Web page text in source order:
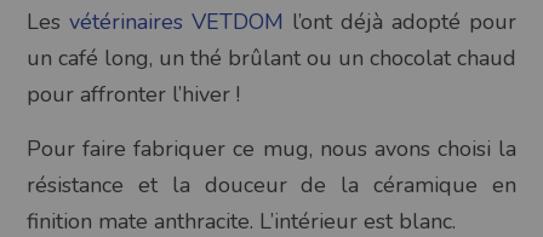
Les vétérinaires VETDOM l’ont déjà adopté pour
un café long, un thé brûlant ou un chocolat chaud
pour affronter l’hiver !
Pour faire fabriquer ce mug, nous avons choisi la
résistance et la douceur de la céramique en
finition mate anthracite. L’intérieur est blanc.